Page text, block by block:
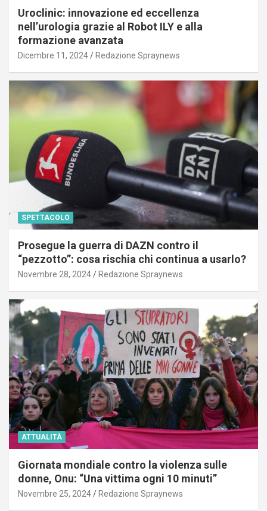
Uroclinic: innovazione ed eccellenza
nell’urologia grazie al Robot ILY e alla
formazione avanzata
Dicembre 11, 2024 Redazione Spraynews
SPETTACOLO
Prosegue la guerra di DAZN contro il
“pezzotto”: cosa rischia chi continua a usarlo?
Novembre 28, 2024 Redazione Spraynews
ATTUALITÀ
Giornata mondiale contro la violenza sulle
donne, Onu: “Una vittima ogni 10 minuti”
Novembre 25, 2024 Redazione Spraynews